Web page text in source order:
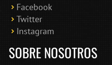
Facebook
Twitter
Instagram
SOBRE NOSOTROS